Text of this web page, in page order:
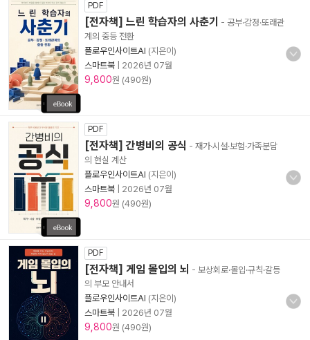
PDF
[전자책] 느린 학습자의 사춘기
- 공부·감정·또래관
계의 중등 전환
플로우인사이트AI (지은이)
스마트북
2026년 07월
9,800원 (490원)
PDF
[전자책] 간병비의 공식 - 재가·시설·보험·가족분담
의 현실 계산
플로우인사이트AI (지은이)
스마트북
2026년 07월
9,800원 (490원)
PDF
[전자책] 게임 몰입의 뇌 - 보상회로·몰입·규칙·갈등
의 부모 안내서
플로우인사이트AI (지은이)
스마트북
2026년 07월
9,800원 (490원)